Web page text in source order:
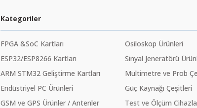
Kategoriler
FPGA &SoC Kartları
ESP32/ESP8266 Kartları
ARM STM32 Geliştirme Kartları
Endüstriyel PC Ürünleri
GSM ve GPS Ürünler / Antenler
Osiloskop Ürünleri
Sinyal Jeneratörü
Multimetre ve Prob
Güç Kaynağı Çeşitleri
Test ve Ölçüm